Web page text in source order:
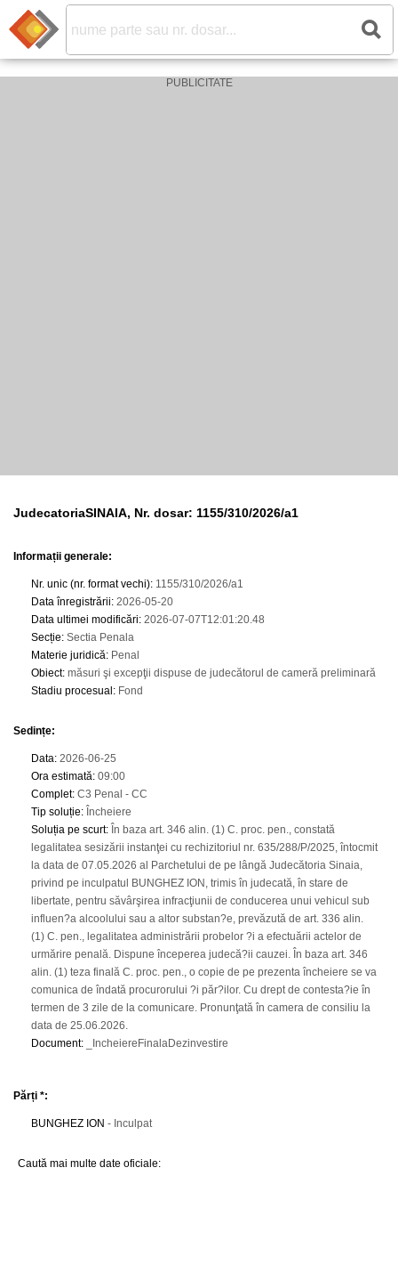
JudecatoriaSINAIA, Nr. dosar: 1155/310/2026/a1
Informații generale:
Nr. unic (nr. format vechi): 1155/310/2026/a1
Data înregistrării: 2026-05-20
Data ultimei modificări: 2026-07-07T12:01:20.48
Secție: Sectia Penala
Materie juridică: Penal
Obiect: măsuri şi excepţii dispuse de judecătorul de cameră preliminară
Stadiu procesual : Fond
Sedințe:
Data: 2026-06-25
Ora estimată: 09:00
Complet: C3 Penal - CC
Tip soluție: Încheiere
Soluția pe scurt: În baza art. 346 alin. (1) C. proc. pen., constată
legalitatea sesizării instanţei cu rechizitoriul nr. 635/288/P/2025, întocmit
la data de 07.05.2026 al Parchetului de pe lângă Judecătoria Sinaia,
privind pe inculpatul BUNGHEZ ION, trimis în judecată, în stare de
libertate, pentru săvârşirea infracţiunii de conducerea unui vehicul sub
influen?a alcoolului sau a altor substan?e, prevăzută de art. 336 alin.
(1) C. pen., legalitatea administrării probelor ?i a efectuării actelor de
urmărire penală. Dispune începerea judecă?ii cauzei. În baza art. 346
alin. (1) teza finală C. proc. pen., o copie de pe prezenta încheiere se va
comunica de îndată procurorului ?i păr?ilor. Cu drept de contesta?ie în
termen de 3 zile de la comunicare. Pronunţată în camera de consiliu la
data de 25.06.2026.
Document: _IncheiereFinalaDezinvestire
Părți *:
BUNGHEZ ION - Inculpat
Caută mai multe date oficiale: